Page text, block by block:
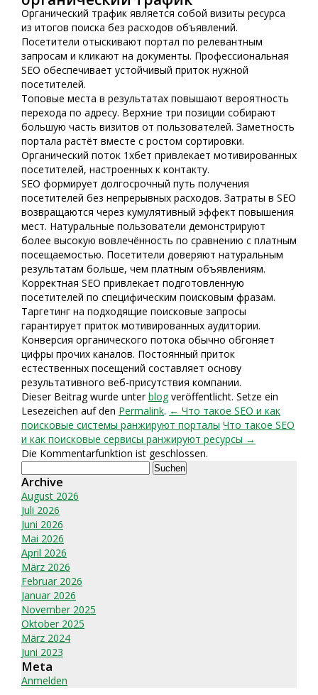
Органический трафик является собой визиты ресурса
из итогов поиска без расходов объявлений.
Посетители отыскивают портал по релевантным
запросам и кликают на документы. Профессиональная
SEO обеспечивает устойчивый приток нужной
посетителей.
Топовые места в результатах повышают вероятность
перехода по адресу. Верхние три позиции собирают
большую часть визитов от пользователей. Заметность
портала растёт вместе с ростом сортировки.
Органический поток 1хбет привлекает мотивированных
посетителей, настроенных к контакту.
SEO формирует долгосрочный путь получения
посетителей без непрерывных расходов. Затраты в SEO
возвращаются через кумулятивный эффект повышения
мест. Натуральные пользователи демонстрируют
более высокую вовлечённость по сравнению с платным
посещаемостью. Посетители доверяют натуральным
результатам больше, чем платным объявлениям.
Корректная SEO привлекает подготовленную
посетителей по специфическим поисковым фразам.
Таргетинг на подходящие поисковые запросы
гарантирует приток мотивированных аудитории.
Конверсия органического потока обычно обгоняет
цифры прочих каналов. Постоянный приток
естественных посещений составляет основу
результативного веб-присутствия компании.
Dieser Beitrag wurde unterblogveröffentlicht. Setze ein
Lesezeichen auf den Permalink. ← Что такое SEO и как
поисковые системы ранжируют порталы Что такое SEO
и как поисковые сервисы ранжируют ресурсы →
Die Kommentarfunktion ist geschlossen.
Suchen
nach:
Archive
August 2026
Juli 2026
Juni 2026
Mai 2026
April 2026
März 2026
Februar 2026
Januar 2026
November 2025
Oktober 2025
März 2024
Juni 2023
Meta
Anmelden